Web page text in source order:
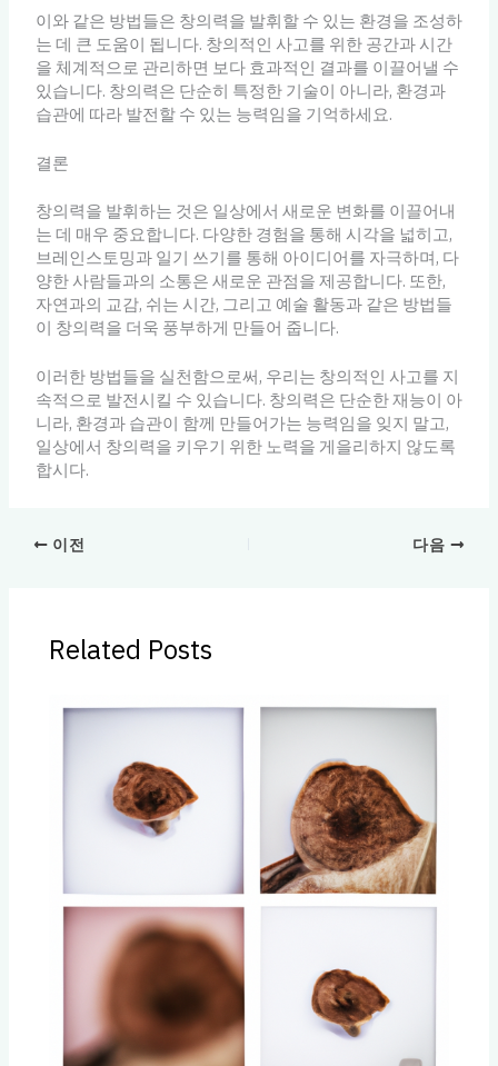
이와 같은 방법들은 창의력을 발휘할 수 있는 환경을 조성하
는 데 큰 도움이 됩니다. 창의적인 사고를 위한 공간과 시간
을 체계적으로 관리하면 보다 효과적인 결과를 이끌어낼 수
있습니다. 창의력은 단순히 특정한 기술이 아니라, 환경과
습관에 따라 발전할 수 있는 능력임을 기억하세요.
결론
창의력을 발휘하는 것은 일상에서 새로운 변화를 이끌어내
는 데 매우 중요합니다. 다양한 경험을 통해 시각을 넓히고,
브레인스토밍과 일기 쓰기를 통해 아이디어를 자극하며, 다
양한 사람들과의 소통은 새로운 관점을 제공합니다. 또한,
자연과의 교감, 쉬는 시간, 그리고 예술 활동과 같은 방법들
이 창의력을 더욱 풍부하게 만들어 줍니다.
이러한 방법들을 실천함으로써, 우리는 창의적인 사고를 지
속적으로 발전시킬 수 있습니다. 창의력은 단순한 재능이 아
니라, 환경과 습관이 함께 만들어가는 능력임을 잊지 말고,
일상에서 창의력을 키우기 위한 노력을 게을리하지 않도록
합시다.
이전 다음
Related Posts